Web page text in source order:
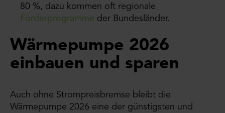
80 %, dazu kommen oft regionale
Förderprogramme der Bundesländer.
Wärmepumpe 2026
einbauen und sparen
Auch ohne Strompreisbremse bleibt die
Wärmepumpe 2026 eine der günstigsten und